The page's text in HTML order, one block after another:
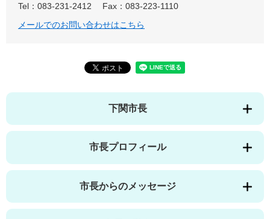
Tel：083-231-2412
Fax：083-223-1110
メールでのお問い合わせはこちら
下関市長
市長プロフィール
市長からのメッセージ